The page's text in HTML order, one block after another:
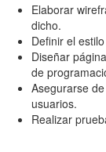
Elaborar
dicho.
Definir el
Diseñar
de
Asegurarse
usuarios.
Realizar